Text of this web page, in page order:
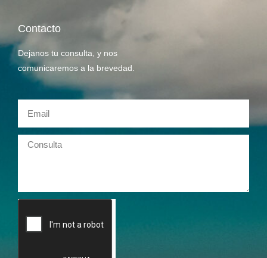
Contacto
Dejanos tu consulta, y nos
comunicaremos a la brevedad.